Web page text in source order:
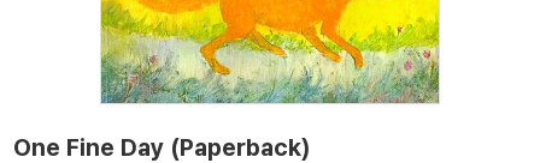
One Fine Day (Paperback)